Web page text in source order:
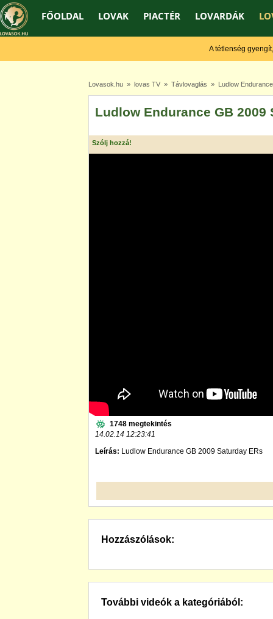
FŐOLDAL LOVAK PIACTÉR LOVARDÁK
A tétlenség gyengít,
Lovasok.hu» lovas TV» Távlovaglás » Ludlow
Ludlow Endurance GB 2009
Szólj hozzá!
1748 megtekintés
14.02.14 12:23:41
Leírás: Ludlow Endurance GB 2009 Saturday ERs
Hozzászólások:
További videók a kategóriából: